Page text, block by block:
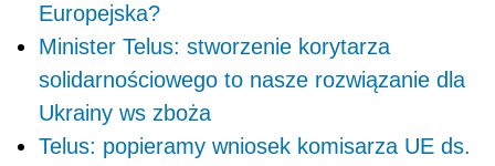
Europejska?
Minister Telus: stworzenie korytarza
solidarnościowego to nasze rozwiązanie dla
Ukrainy ws zboża
Telus: popieramy wniosek komisarza UE ds.